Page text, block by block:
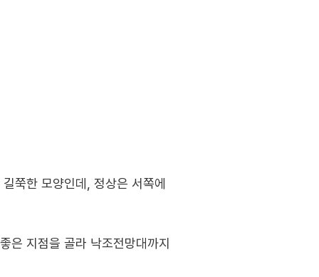
쭉한 모양인데, 정상은 서쪽에
은 지점을 골라 낙조전망대까지